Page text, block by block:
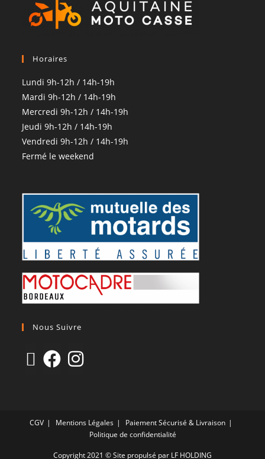
Horaires
Lundi 9h-12h / 14h-19h
Mardi 9h-12h / 14h-19h
Mercredi 9h-12h / 14h-19h
Jeudi 9h-12h / 14h-19h
Vendredi 9h-12h / 14h-19h
Fermé le weekend
Nous Suivre
CGV Mentions Légales
Paiement Sécurisé & Livraison
Politique de confidentialité
Copyright 2021 © Site propulsé par LF HOLDING